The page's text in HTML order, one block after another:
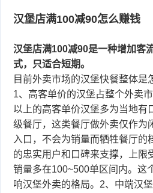
汉堡店满100减90怎么赚钱
汉堡店满100减90是一种增加客
式，只适合短期。
目前外卖市场的汉堡快餐整体是
1、高客单价的汉堡占整个外卖
以上的高客单价汉堡多为当地有
级餐厅，这类餐厅做外卖仅作为
入口，不会为销量而牺牲餐厅的
的忠实用户和口碑来支撑，上限
销量多在100~500单区间内。这
响汉堡外卖的格局。2、中端汉